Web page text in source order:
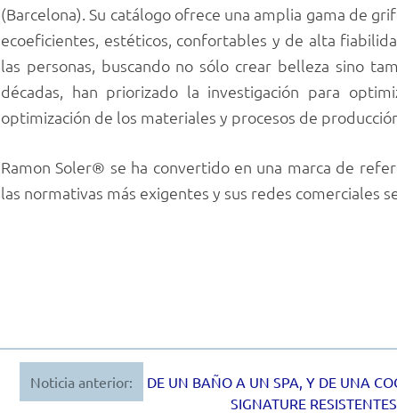
(Barcelona). Su catálogo ofrece una amplia gama de
ecoeficientes, estéticos, confortables y de alta
las personas, buscando no sólo crear belleza sino
décadas, han priorizado la investigación para
optimización de los materiales y procesos de
Ramon Soler® se ha convertido en una marca de
las normativas más exigentes y sus redes comerciales
Navegación
Noticia anterior:
DE UN BAÑO A UN SPA, Y DE UNA
SIGNATURE